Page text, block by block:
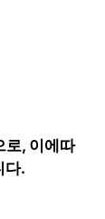
로, 이에따
다.